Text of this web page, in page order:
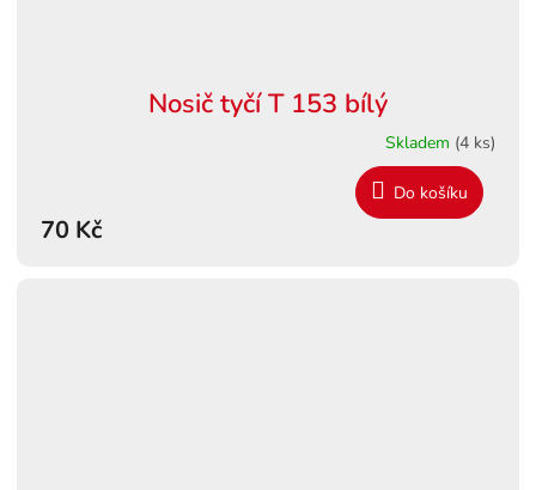
Nosič tyčí T 153 bílý
Skladem (4 ks)
70 Kč
Do košíku